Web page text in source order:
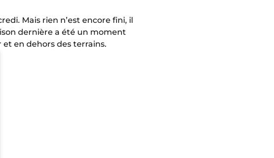
Mais rien n’est encore fini, il
dernière a été un moment
et en dehors des terrains.